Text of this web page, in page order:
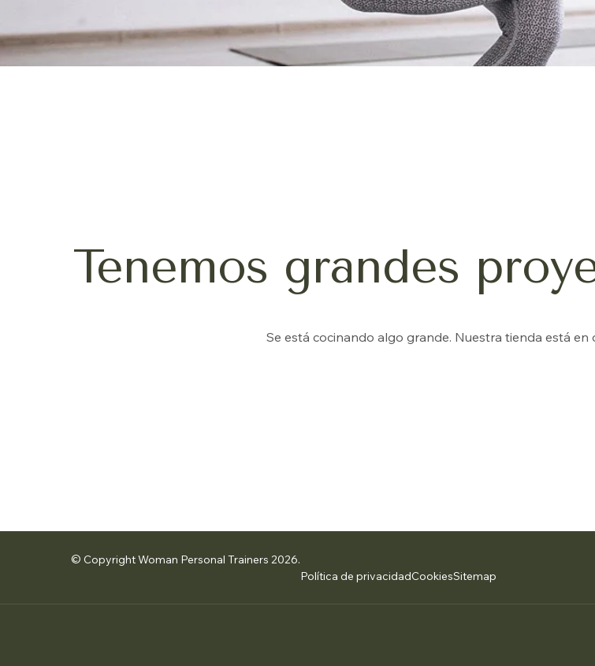
Tenemos grandes
Se está cocinando algo grande. Nuestra tienda está
© Copyright Woman Personal Trainers 2026.
Política de privacidadCookiesSitemap